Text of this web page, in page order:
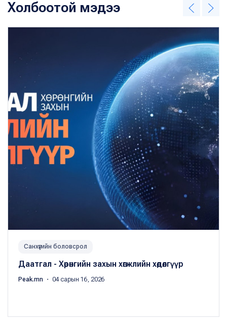
Холбоотой мэдээ
Санхүүгийн боловсрол
Даатгал - Хөрөнгийн захын хөгжлийн хөдөлгүүр
Peak.mn ・ 04 сарын 16, 2026